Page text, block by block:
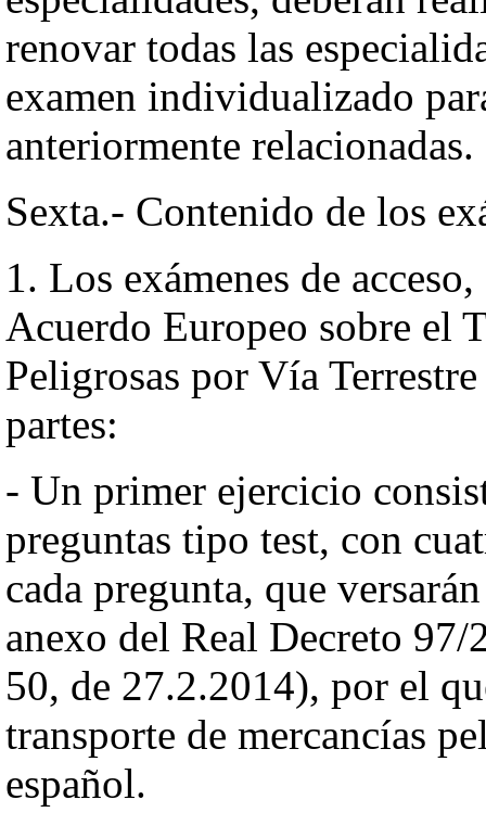
renovar todas las
examen individualizado
anteriormente relacionadas.
Sexta.- Contenido de los
1. Los exámenes de
Acuerdo Europeo sobre el
Peligrosas por Vía
partes:
- Un primer ejercicio
preguntas tipo test, con
cada pregunta, que
anexo del Real Decreto
50, de 27.2.2014), por el
transporte de mercancías
español.